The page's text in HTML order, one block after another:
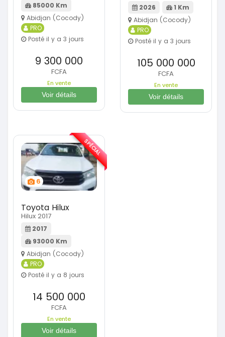
85000 Km
Abidjan (Cocody)
PRO
Posté il y a 3 jours
9 300 000
FCFA
En vente
Voir détails
2026
1 Km
Abidjan (Cocody)
PRO
Posté il y a 3 jours
105 000 000
FCFA
En vente
Voir détails
6
Toyota Hilux
Hilux 2017
2017
93000 Km
Abidjan (Cocody)
PRO
Posté il y a 8 jours
14 500 000
FCFA
En vente
Voir détails
SPÉCIAL